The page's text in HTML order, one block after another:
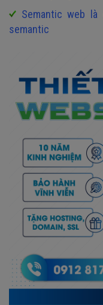
Semantic web
semantic